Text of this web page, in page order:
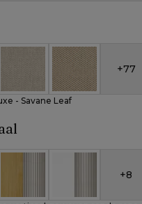
luxe - Savane Leaf
Cosytica - Althea Off
All Weather Cosytica -
All Weather
+77
- Savane Leaf
beige verticaal
en zwart
Teak en beige verticaal
Wit aluminium
+8